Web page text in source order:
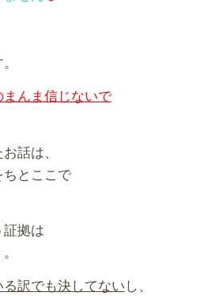
んま信じないで
話は、
とここで
拠は
訳でも決してないし、